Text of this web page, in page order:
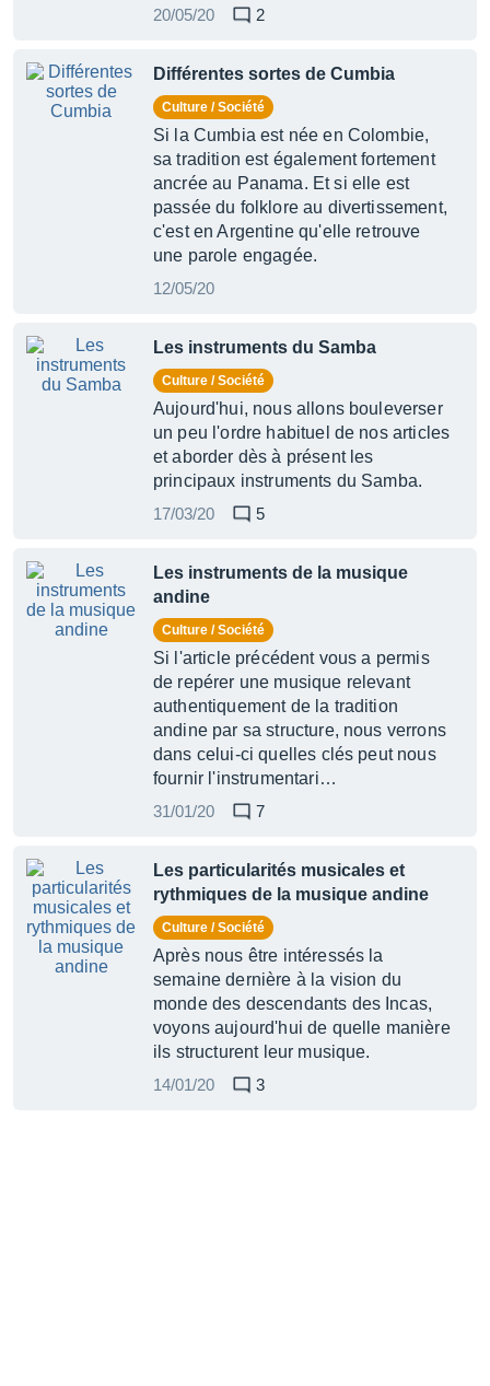
20/05/20 2
Différentes sortes de Cumbia
Culture / Société
Si la Cumbia est née en Colombie,
sa tradition est également fortement
ancrée au Panama. Et si elle est
passée du folklore au divertissement,
c'est en Argentine qu'elle retrouve
une parole engagée.
12/05/20
Les instruments du Samba
Culture / Société
Aujourd'hui, nous allons bouleverser
un peu l'ordre habituel de nos articles
et aborder dès à présent les
principaux instruments du Samba.
17/03/20
5
Les instruments de la musique
andine
Culture / Société
Si l'article précédent vous a permis
de repérer une musique relevant
authentiquement de la tradition
andine par sa structure, nous verrons
dans celui-ci quelles clés peut nous
fournir l'instrumentari…
31/01/20
7
Les particularités musicales et
rythmiques de la musique andine
Culture / Société
Après nous être intéressés la
semaine dernière à la vision du
monde des descendants des Incas,
voyons aujourd'hui de quelle manière
ils structurent leur musique.
14/01/20
3